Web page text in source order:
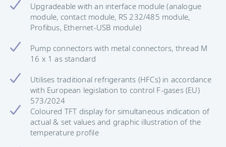
Upgradeable with an interface module (analogue
module, contact module, RS 232/485 module,
Profibus, Ethernet-USB module)
Pump connectors with metal connectors, thread M
16 x 1 as standard
Utilises traditional refrigerants (HFCs) in accordance
with European legislation to control F-gases (EU)
573/2024
Coloured TFT display for simultaneous indication of
actual & set values and graphic illustration of the
temperature profile